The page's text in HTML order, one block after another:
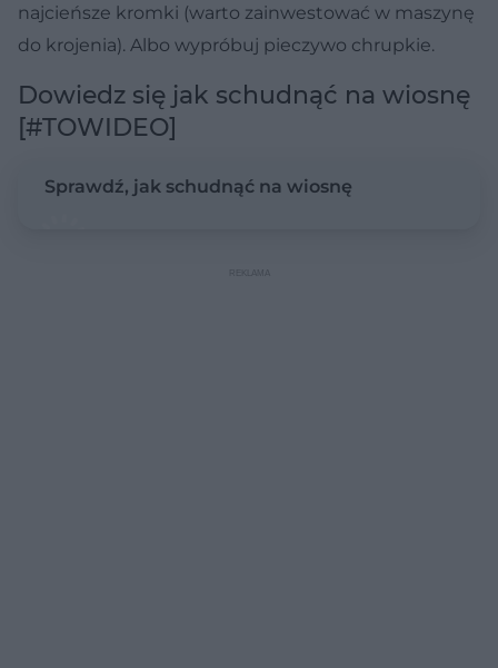
najcieńsze kromki (warto zainwestować w maszynę
do krojenia). Albo wypróbuj pieczywo chrupkie.
Dowiedz się jak schudnąć na wiosnę
[#TOWIDEO]
Sprawdź, jak schudnąć na wiosnę